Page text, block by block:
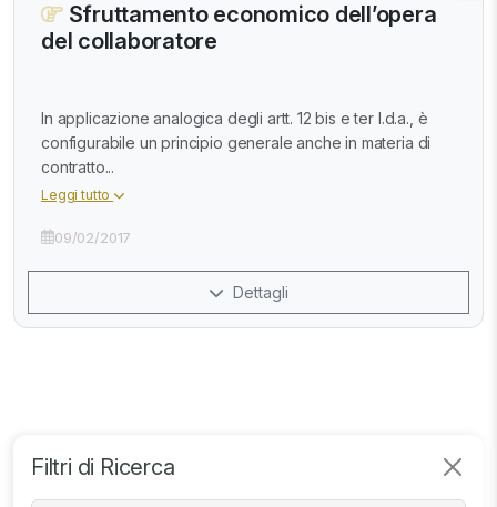
Filtri di Ricerca
Sfruttamento economico dell’opera
del collaboratore
In applicazione analogica degli artt. 12 bis e ter l.d.a., è
configurabile un principio generale anche in materia di
contratto...
Leggi tutto
09/02/2017
Dettagli